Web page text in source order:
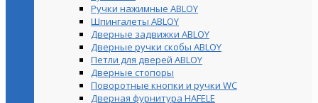
Ручки нажимные ABLOY
Шпингалеты ABLOY
Дверные задвижки ABLOY
Дверные ручки скобы ABLOY
Петли для дверей ABLOY
Дверные стопоры
Поворотные кнопки и ручки WC
Дверная фурнитура HAFELE